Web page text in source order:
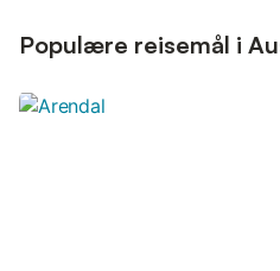
Populære reisemål i